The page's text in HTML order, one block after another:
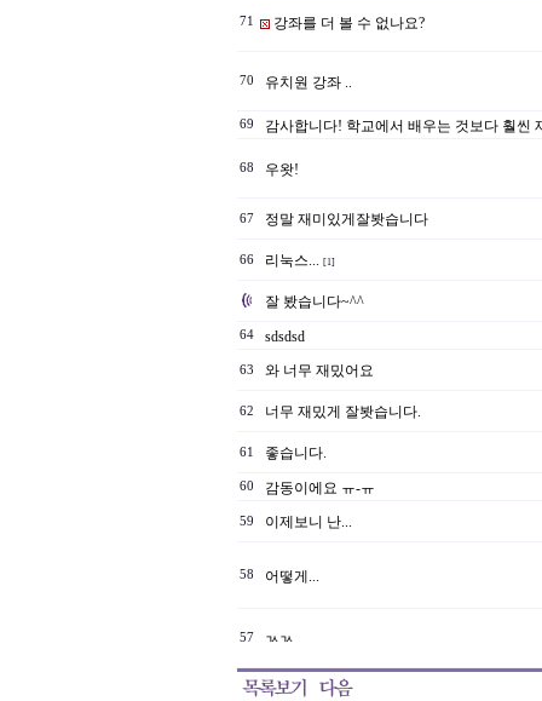
71 강좌를 더 볼 수 없나요?
70 유치원 강좌 ..
69 감사합니다! 학교에서 배우는 것보다 훨씬
68 우왓!
67 정말 재미있게잘봣습니다
66 리눅스... [1]
잘 봤습니다~^^
64 sdsdsd
63 와 너무 재밌어요
62 너무 재밌게 잘봣습니다.
61 좋습니다.
60 감동이에요 ㅠ-ㅠ
59 이제보니 난...
58 어떻게...
57 ㄳㄳ